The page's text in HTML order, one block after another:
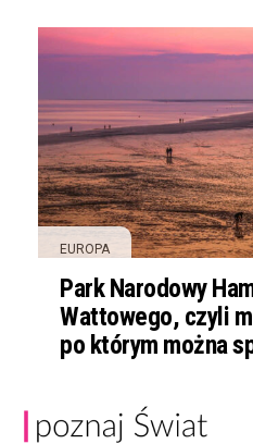
EUROPA
Park Narodowy
Wattowego, czyli
po którym można